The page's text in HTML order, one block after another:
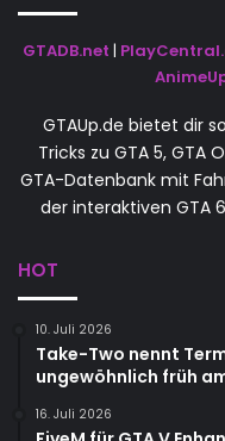
GTADB.net |
GTAUp.de bietet dir
Tricks zu GTA 5, GTA
GTA-Datenbank mit
der interaktiven GTA
HOT
10. Juli 2026
Take-Two nennt
ungewöhnlich früh
16. Juli 2026